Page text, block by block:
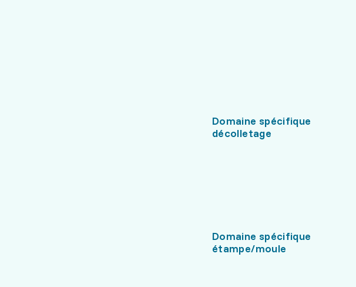
Domaine spécifique
décolletage
Domaine spécifique
étampe/moule